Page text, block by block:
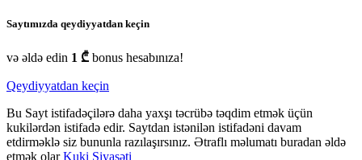
Saytımızda qeydiyyatdan keçin
və əldə edin 1 ₾ bonus hesabınıza!
Qeydiyyatdan keçin
Bu Sayt istifadəçilərə daha yaxşı təcrübə təqdim etmək üçün
kukilərdən istifadə edir. Saytdan istənilən istifadəni davam
etdirməklə siz bununla razılaşırsınız. Ətraflı məlumatı buradan əldə
etmək olarKuki Siyasəti